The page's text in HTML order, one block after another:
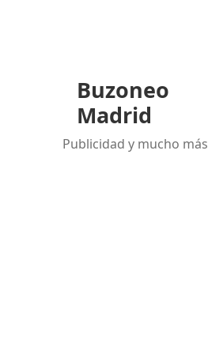
Buzoneo
Madrid
Publicidad y mucho más